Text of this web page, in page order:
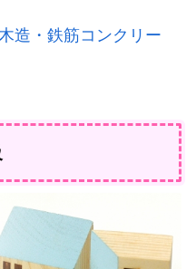
造・鉄筋コンクリー